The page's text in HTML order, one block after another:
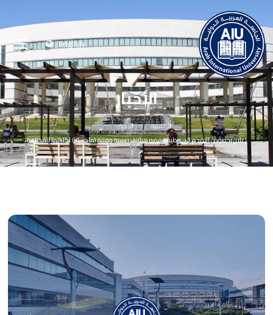
English
الأخبار
الرئيسية
الأخبار
إعلان بخصوص التقدم إلى وظيفة عضو هيئة تدريسية وفنية (ماجستير) لكلياتها المختلفة